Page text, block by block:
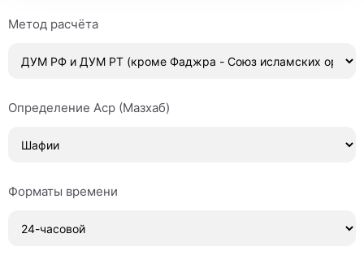
Метод расчёта
Определение Аср (Мазхаб)
Форматы времени